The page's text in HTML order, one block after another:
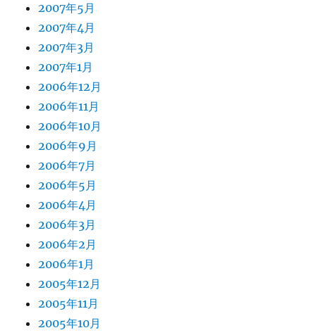
2007年5月
2007年4月
2007年3月
2007年1月
2006年12月
2006年11月
2006年10月
2006年9月
2006年7月
2006年5月
2006年4月
2006年3月
2006年2月
2006年1月
2005年12月
2005年11月
2005年10月